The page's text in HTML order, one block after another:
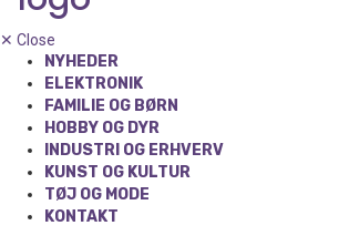
✕ Close
NYHEDER
ELEKTRONIK
FAMILIE OG BØRN
HOBBY OG DYR
INDUSTRI OG ERHVERV
KUNST OG KULTUR
TØJ OG MODE
KONTAKT